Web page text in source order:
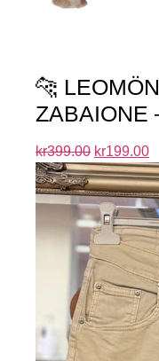
🐆
ZABAIONE
kr399.00 kr199.00